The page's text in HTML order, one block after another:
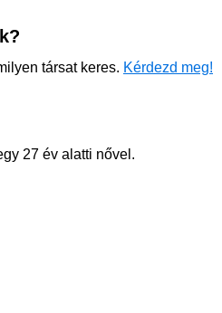
társat keres. Kérdezd meg!
27 év alatti nővel.